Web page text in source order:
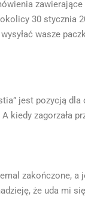
30 stycznia
wasze
jest pozycją
kiedy zagorzała
zakończone,
że uda mi